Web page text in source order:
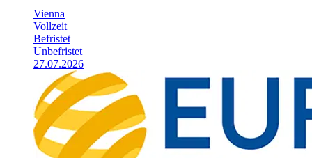
Vienna
Vollzeit
Befristet
Unbefristet
27.07.2026